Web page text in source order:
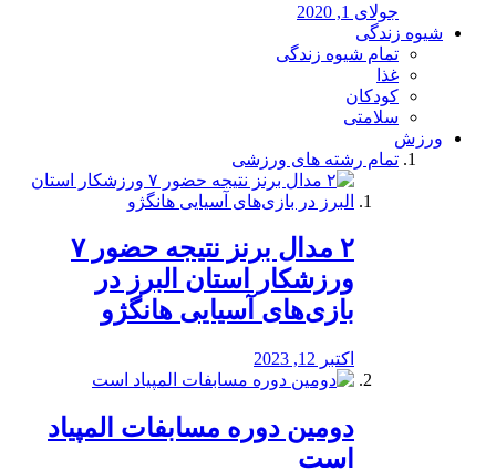
جولای 1, 2020
شیوه زندگی
تمام شیوه زندگی
غذا
کودکان
سلامتی
ورزش
تمام رشته های ورزشی
۲ مدال برنز نتیجه حضور ۷
ورزشکار استان البرز در
بازی‌های آسیایی هانگژو
اکتبر 12, 2023
دومین دوره مسابفات المپیاد
است